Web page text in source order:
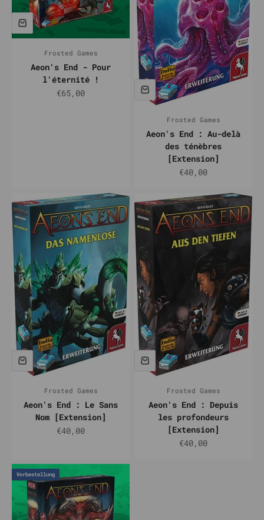
Frosted Games
Aeon's End - Pour
l'éternité !
Prix de vente
€65,00
Frosted Games
Aeon's End : Au-delà
des ténèbres
[Extension]
Prix de vente
€40,00
Frosted Games
Aeon's End : Le Sans
Nom [Extension]
Prix de vente
€40,00
Frosted Games
Aeon's End : Depuis
les profondeurs
[Extension]
Prix de vente
€40,00
Vorbestellung